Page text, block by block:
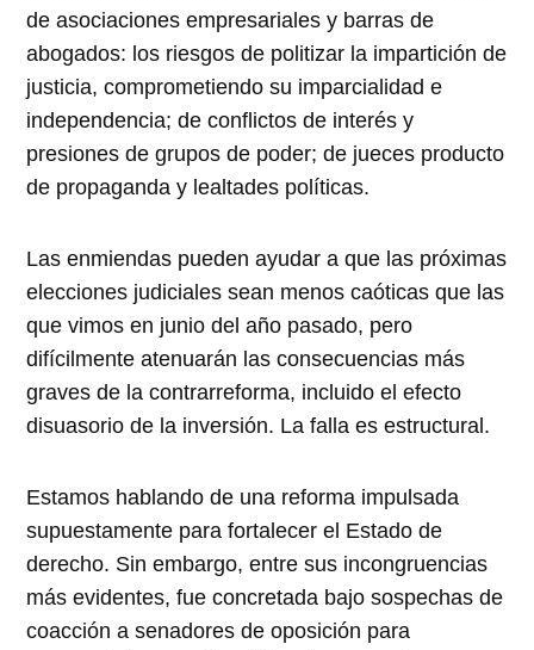
de asociaciones empresariales y barras de
abogados: los riesgos de politizar la impartición de
justicia, comprometiendo su imparcialidad e
independencia; de conflictos de interés y
presiones de grupos de poder; de jueces producto
de propaganda y lealtades políticas.
Las enmiendas pueden ayudar a que las próximas
elecciones judiciales sean menos caóticas que las
que vimos en junio del año pasado, pero
difícilmente atenuarán las consecuencias más
graves de la contrarreforma, incluido el efecto
disuasorio de la inversión. La falla es estructural.
Estamos hablando de una reforma impulsada
supuestamente para fortalecer el Estado de
derecho. Sin embargo, entre sus incongruencias
más evidentes, fue concretada bajo sospechas de
coacción a senadores de oposición para